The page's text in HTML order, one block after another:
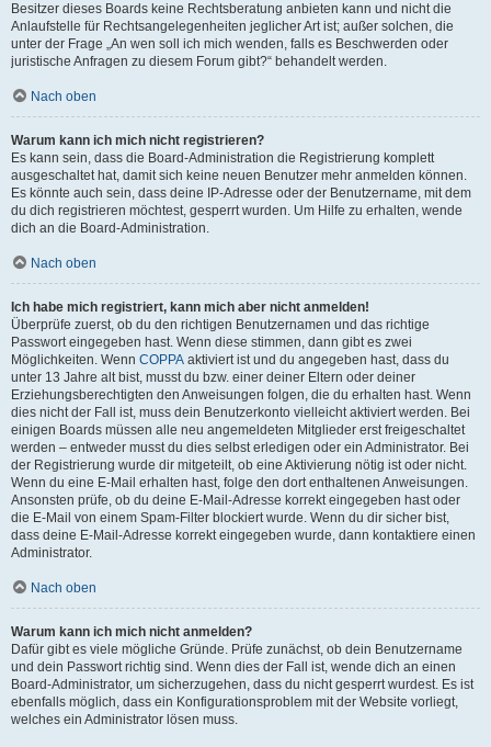
Besitzer dieses Boards keine Rechtsberatung anbieten kann und nicht die
Anlaufstelle für Rechtsangelegenheiten jeglicher Art ist; außer solchen, die
unter der Frage „An wen soll ich mich wenden, falls es Beschwerden oder
juristische Anfragen zu diesem Forum gibt?“ behandelt werden.
Nach oben
Warum kann ich mich nicht registrieren?
Es kann sein, dass die Board-Administration die Registrierung komplett
ausgeschaltet hat, damit sich keine neuen Benutzer mehr anmelden können.
Es könnte auch sein, dass deine IP-Adresse oder der Benutzername, mit dem
du dich registrieren möchtest, gesperrt wurden. Um Hilfe zu erhalten, wende
dich an die Board-Administration.
Nach oben
Ich habe mich registriert, kann mich aber nicht anmelden!
Überprüfe zuerst, ob du den richtigen Benutzernamen und das richtige
Passwort eingegeben hast. Wenn diese stimmen, dann gibt es zwei
Möglichkeiten. Wenn COPPA aktiviert ist und du angegeben hast, dass du
unter 13 Jahre alt bist, musst du bzw. einer deiner Eltern oder deiner
Erziehungsberechtigten den Anweisungen folgen, die du erhalten hast. Wenn
dies nicht der Fall ist, muss dein Benutzerkonto vielleicht aktiviert werden. Bei
einigen Boards müssen alle neu angemeldeten Mitglieder erst freigeschaltet
werden – entweder musst du dies selbst erledigen oder ein Administrator. Bei
der Registrierung wurde dir mitgeteilt, ob eine Aktivierung nötig ist oder nicht.
Wenn du eine E-Mail erhalten hast, folge den dort enthaltenen Anweisungen.
Ansonsten prüfe, ob du deine E-Mail-Adresse korrekt eingegeben hast oder
die E-Mail von einem Spam-Filter blockiert wurde. Wenn du dir sicher bist,
dass deine E-Mail-Adresse korrekt eingegeben wurde, dann kontaktiere einen
Administrator.
Nach oben
Warum kann ich mich nicht anmelden?
Dafür gibt es viele mögliche Gründe. Prüfe zunächst, ob dein Benutzername
und dein Passwort richtig sind. Wenn dies der Fall ist, wende dich an einen
Board-Administrator, um sicherzugehen, dass du nicht gesperrt wurdest. Es ist
ebenfalls möglich, dass ein Konfigurationsproblem mit der Website vorliegt,
welches ein Administrator lösen muss.